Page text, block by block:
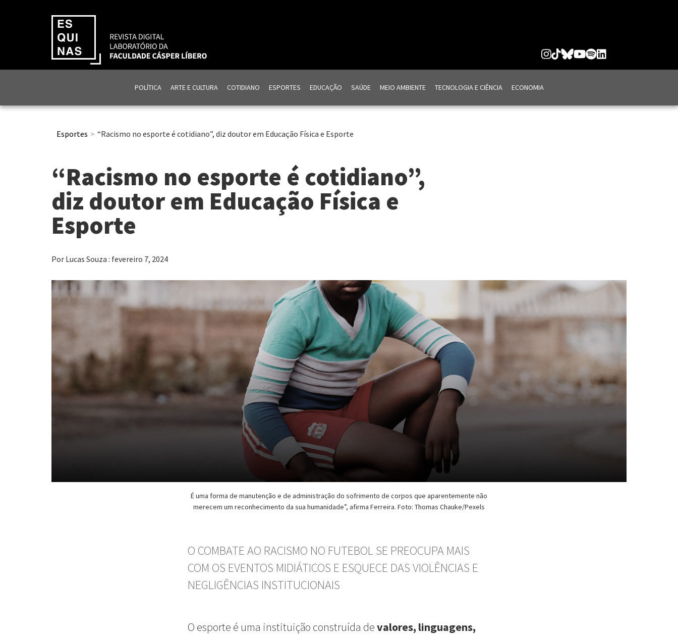
POLÍTICA ARTE E CULTURA COTIDIANO ESPORTES EDUCAÇÃO SAÚDE MEIO AMBIENTE TECNOLOGIA E CIÊNCIA ECONOMIA
Esportes “Racismo no esporte é cotidiano”, diz doutor em Educação Física e Esporte
“Racismo no esporte é cotidiano”,
diz doutor em Educação Física e
Esporte
Por Lucas Souza : fevereiro 7, 2024
É uma forma de manutenção e de administração do sofrimento de corpos que aparentemente não
merecem um reconhecimento da sua humanidade”, afirma Ferreira. Foto: Thomas Chauke/Pexels
O COMBATE AO RACISMO NO FUTEBOL SE PREOCUPA MAIS
COM OS EVENTOS MIDIÁTICOS E ESQUECE DAS VIOLÊNCIAS E
NEGLIGÊNCIAS INSTITUCIONAIS
O esporte é uma instituição construída devalores, linguagens,